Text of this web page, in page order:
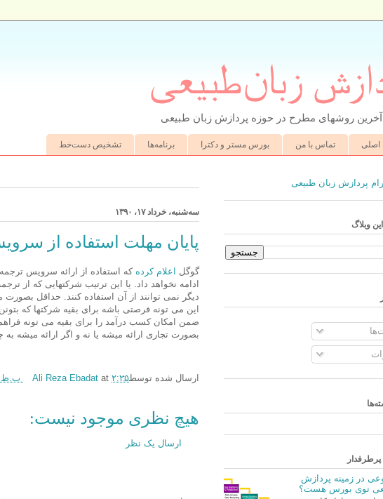
زبان‌طبیعی
روشهای مطرح در حوزه پردازش زبان طبیعی
تماس با من بورس مستر و دکترا برنامه‌ها تشخیص دست‌خط
سه‌شنبه، خرداد ۱۷، ۱۳۹۰
پایان مهلت استفاده از
گوگل اعلام کرده
ادامه نخواهد داد. یا این ترتیب شرکتهایی که از
دیگر نمی توانند از آن استفاده کنند. حداقل بصورت
این می تونه فرصتی باشه برای بقیه شرکتها که
ضمن امکان کسب درآمد را برای بقیه می تونه فراهم
بصورت تجاری ارائه میشه یا نه و اگر ارائه میشه به
ارسال شده توسط : Ali Reza Ebadat at ۲:۲۵ ب.ظ.
هیچ نظری موجود نیست:
ارسال یک نظر
پردازش زبان طبیعی
وبلاگ
در زمینه پردازش
توی بورس هست؟